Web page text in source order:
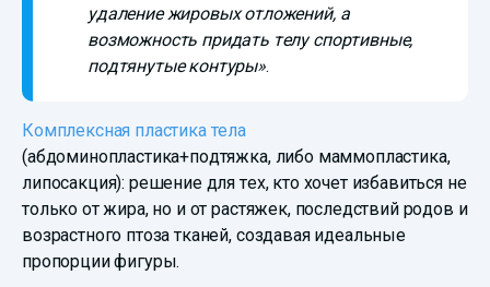
удаление жировых отложений, а
возможность придать телу спортивные,
подтянутые контуры».
Комплексная пластика тела
(абдоминопластика+подтяжка, либо маммопластика,
липосакция): решение для тех, кто хочет избавиться не
только от жира, но и от растяжек, последствий родов и
возрастного птоза тканей, создавая идеальные
пропорции фигуры.